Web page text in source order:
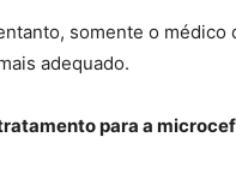
somente o
adequado.
para a